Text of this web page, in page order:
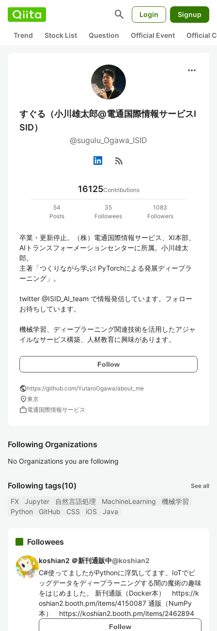
search Login Signup
Trend Stock List Question Official Event Official
more_horiz
すぐる（小川雄太郎@電通国際情報サービスI
SID）
@sugulu_Ogawa_ISID
rss_feed
16125Contributions
54
Posts
35
Followees
1083
Followers
卒業・更新停止。（株）電通国際情報サービス、XI本部、
AIトランスフォーメーションセンターに所属。小川雄太
郎。
主著「つくりながら学ぶ! PyTorchによる発展ディープラ
ーニング」。
twitter @ISID_AI_team で情報発信しています。フォロー
お待ちしています。
機械学習、ディープラーニング関連技術を活用したアジャ
Follow
publichttps://github.com/YutaroOgawa/about_me
location_on東京
work電通国際情報サービス
Following Organizations
No Organizations you are following
Following tags(10) See all
FX Jupyter 自然言語処理 MachineLearning
機械学習
Python
GitHub CSS iOS Java
Followees
koshian2 ＠新刊通販中@koshian2
C#使ってましたがPythonに浮気してます。IoTでビ
ッグデータをディープラーニングする闇の魔術の趣味
をはじめました。 新刊通販（Docker本） https://k
oshian2.booth.pm/items/4150087 通販（NumPy
本） https://koshian2.booth.pm/items/2462894
Follow